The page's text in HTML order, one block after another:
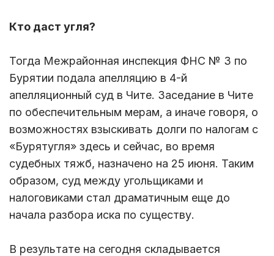
Кто даст угля?
Тогда Межрайонная инспекция ФНС № 3 по
Бурятии подала апелляцию в 4-й
апелляционный суд в Чите. Заседание в Чите
по обеспечительным мерам, а иначе говоря, о
возможностях взыскивать долги по налогам с
«Бурятугля» здесь и сейчас, во время
судебных тяжб, назначено на 25 июня. Таким
образом, суд между угольщиками и
налоговиками стал драматичным еще до
начала разбора иска по существу.
В результате на сегодня складывается